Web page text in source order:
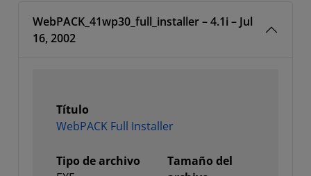
WebPACK_41wp30_full_installer – 4.1i – Jul
16, 2002
Título
WebPACK Full Installer
Tipo de archivo
Tamaño del